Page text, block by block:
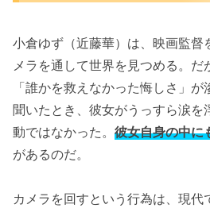
小倉ゆず（近藤華）は、映画監督
メラを通して世界を見つめる。だ
「誰かを救えなかった悔しさ」
聞いたとき、彼女がうっすら涙を
動ではなかった。 彼女自身の中に
があるのだ。
カメラを回すという行為は、現代